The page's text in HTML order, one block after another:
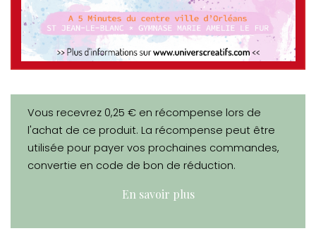
Vous recevrez 0,25 € en récompense lors de
l'achat de ce produit. La récompense peut être
utilisée pour payer vos prochaines commandes,
convertie en code de bon de réduction.
En savoir plus